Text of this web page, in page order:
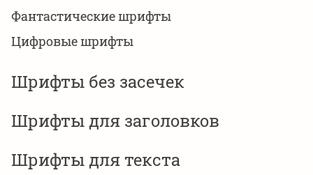
Фантастические шрифты
Цифровые шрифты
Шрифты без засечек
Шрифты для заголовков
Шрифты для текста